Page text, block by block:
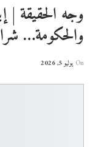
وجه الحقيقة |
والحكومة…
On يوليو 5, 2026